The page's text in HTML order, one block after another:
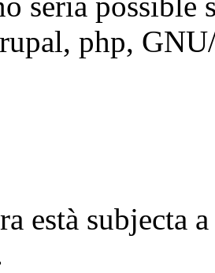
php,
està subjecta